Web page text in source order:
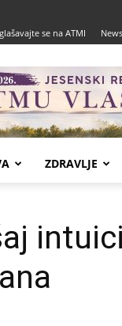
se na ATMI
ZDRAVLJE